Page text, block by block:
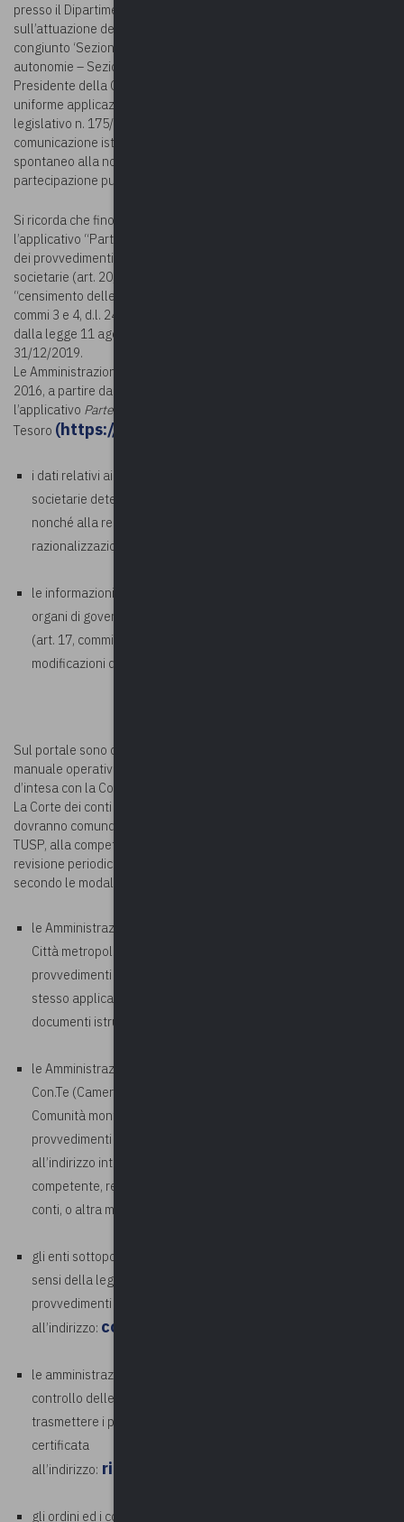
presso il Dipartimento del Tesoro per il monitoraggio
sull’attuazione del Testo unico partecipate e il Gruppo di lavoro
congiunto ‘Sezioni riunite in sede di controllo – Sezione delle
autonomie – Sezione controllo enti’, costituito con decreto del
Presidente della Corte dei conti, con l’obiettivo di garantire una
uniforme applicazione delle disposizioni previste dal decreto
legislativo n. 175/2016 e di adottare forme armonizzate di
comunicazione istituzionale al fine di favorire l’adempimento
spontaneo alla normativa di riforma del settore delle società a
partecipazione pubblica.
Si ricorda che fino al
l’applicativo “Partecipazioni” del Portale Tesoro per l’acquisizione
dei provvedimenti di “revisione periodica” delle partecipazioni
societarie (art. 20, d.lgs. 19 agosto 2016, n. 175 -TUSP) e del
“censimento delle partecipazioni e dei rappresentanti” (art. 17,
commi 3 e 4, d.l. 24 giugno 2014, n. 90, convertito, con modificazioni
dalla legge 11 agosto 2014, n. 114) riferiti alla data del
31/12/2019.
Le Amministrazioni pubbliche, indicate all’art. 2 del d.lgs. n. 175 del
2016, a partire dal 3 marzo 2021, devono comunicare, attraverso
l’applicativo Partecipazioni
Tesoro (https://portaletesoro.mef.gov.it/
i dati relativi ai piani di revisione periodica delle partecipazioni
societarie detenute al 31/12/2019, adottati entro il 31/12/2020,
nonché alla relazione sull’attuazione del precedente piano di
razionalizzazione (art. 20, commi 1, 2 e 4, del TUSP);
le informazioni sulle partecipazioni e sui rappresentanti in
organi di governo di società ed altri organismi al 31/12/2019
(art. 17, commi 3 e 4, d.l. 24 giugno 2014, n. 90, convertito con
modificazioni dalla legge n. 114/2014).
Sul portale sono disponibili le istruzioni per la compilazione e il
manuale operativo, elaborati dal MEF – Dipartimento del Tesoro
d’intesa con la Corte dei conti.
La Corte dei conti precisa altresì che le Amministrazioni pubbliche
dovranno comunque trasmettere, ai sensi dell’art. 20, comma 3, del
TUSP, alla competente Sezione di controllo, i provvedimenti di
revisione periodica delle partecipazioni societarie al 31/12/2019,
secondo le modalità di seguito descritte:
le Amministrazioni accreditate sull’applicativo Con.Te (Regioni,
Città metropolitane, Province, Comuni) devono trasmettere i
provvedimenti esclusivamente tramite le funzionalità dello
stesso applicativo, già utilizzate per la trasmissione dei
documenti istruttori;
le Amministrazioni e gli enti non accreditati sull’applicativo
Con.Te (Camere di commercio, Università, Unioni di Comuni,
Comunità montane, Consorzi, ecc.) devono trasmettere i
provvedimenti attraverso posta elettronica certificata
all’indirizzo intestato alla Sezione di controllo territorialmente
competente, reperibile sul sito istituzionale della Corte dei
conti, o altra modalità concordata con la Sezione;
gli enti sottoposti al controllo della Sezione controllo Enti, ai
sensi della legge 21 marzo 1958, n. 259, devono trasmettere i
provvedimenti attraverso posta elettronica certificata
all’indirizzo: controllo.enti@corteconticert.it
le amministrazioni dello Stato e gli enti nazionali sottoposti al
controllo delle Sezioni riunite in sede di controllo devono
trasmettere i provvedimenti attraverso posta elettronica
certificata
all’indirizzo:
gli ordini ed i consigli professionali territoriali possono